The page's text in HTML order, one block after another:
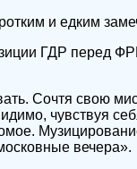
и едким
ГДР перед
Сочтя свою
чувствуя
вечера».